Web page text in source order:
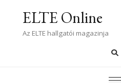
ELTE Online
Az ELTE hallgatói magazinja